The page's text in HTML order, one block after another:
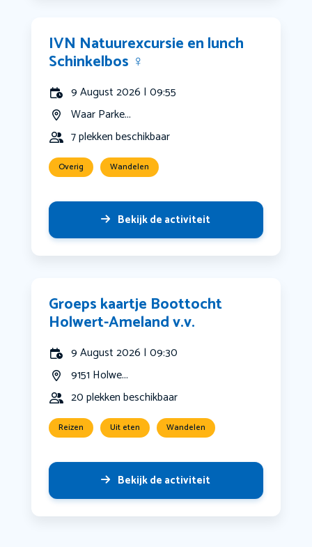
IVN Natuurexcursie en lunch
Schinkelbos ‍♀️
9 August 2026 | 09:55
Waar Parke...
7 plekken beschikbaar
Overig Wandelen
Bekijk de activiteit
Groeps kaartje Boottocht
Holwert-Ameland v.v.
9 August 2026 | 09:30
9151 Holwe...
20 plekken beschikbaar
Reizen Uit eten Wandelen
Bekijk de activiteit